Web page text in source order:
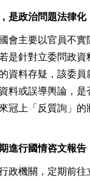
是政治問題法律
會主要以官員不
是針對立委問政
資料存疑，該委
料或誤導輿論，
冠上「反質詢」
進行國情咨文報
政機關，定期前